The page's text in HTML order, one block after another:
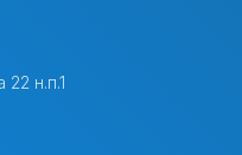
22 н.п.1